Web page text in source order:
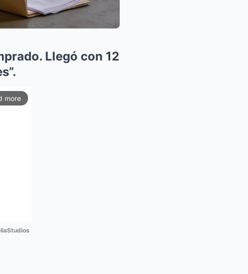
Llegó con 12
more